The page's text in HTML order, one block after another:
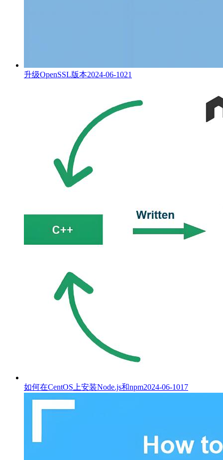
升级OpenSSL版本2024-06-1021
如何在CentOS上安装Node.js和npm2024-06-1017